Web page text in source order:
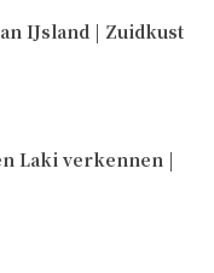
IJsland | Zuidkust
Laki verkennen |